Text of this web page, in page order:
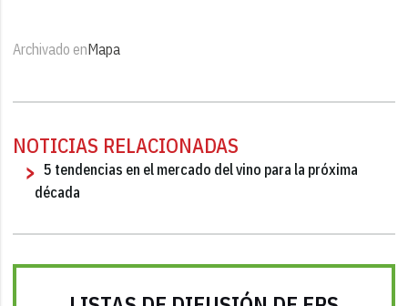
Archivado enMapa
NOTICIAS RELACIONADAS
5 tendencias en el mercado del vino para la próxima
década